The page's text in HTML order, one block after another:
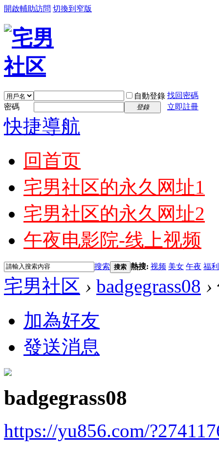
開啟輔助訪問 切換到窄版
自動登錄 找回密碼
密碼
登錄 立即註冊
快捷導航
回首页
宅男社区的永久网址1
宅男社区的永久网址2
午夜电影院-线上视频
搜索 搜索 熱搜: 视频 美女 午夜 福利
宅男社区 › badgegrass08 ›
加為好友
發送消息
badgegrass08
https://yu856.com/